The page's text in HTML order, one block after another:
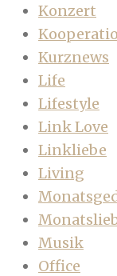
Konzert
Kurznews
Life
Lifestyle
Link Love
Linkliebe
Living
Musik
Office